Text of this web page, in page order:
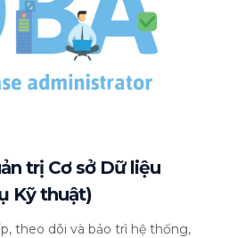
trị Cơ sở Dữ liệu
Kỹ thuật)
theo dõi và bảo trì hệ thống,